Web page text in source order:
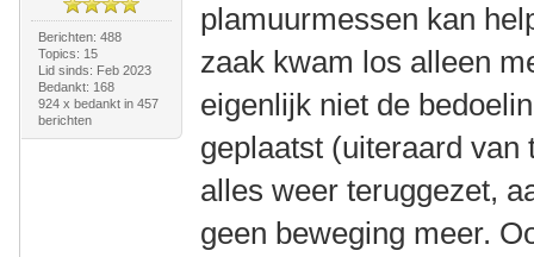
Berichten: 488
Topics: 15
Lid sinds: Feb 2023
Bedankt: 168
924 x bedankt in 457
berichten
plamuurmessen kan
zaak kwam los alleen
eigenlijk niet de
geplaatst (uiteraard
alles weer teruggezet,
geen beweging meer.